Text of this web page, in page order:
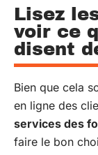
Lisez
voir ce
disent
Bien que cela
en ligne des
services des
faire le bon